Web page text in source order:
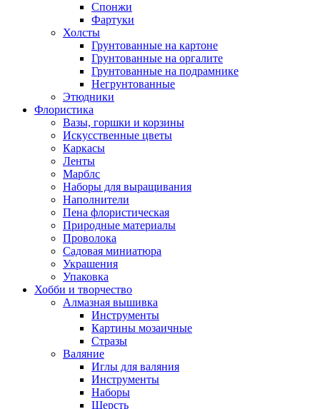
Спонжи
Фартуки
Холсты
Грунтованные на картоне
Грунтованные на оргалите
Грунтованные на подрамнике
Негрунтованные
Этюдники
Флористика
Вазы, горшки и корзины
Искусственные цветы
Каркасы
Ленты
Марблс
Наборы для выращивания
Наполнители
Пена флористическая
Природные материалы
Проволока
Садовая миниатюра
Украшения
Упаковка
Хобби и творчество
Алмазная вышивка
Инструменты
Картины мозаичные
Стразы
Валяние
Иглы для валяния
Инструменты
Наборы
Шерсть